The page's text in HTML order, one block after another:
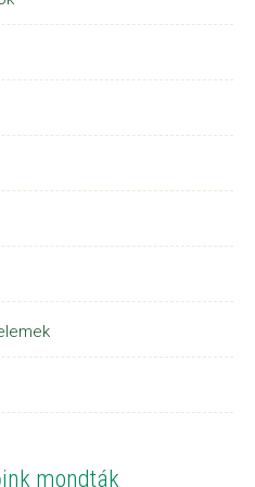
mondták